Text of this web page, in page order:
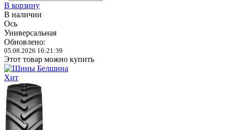
В корзину
В наличии
Ось
Универсальная
Обновлено:
05.08.2026 16:21:39
Этот товар можно купить
Хит